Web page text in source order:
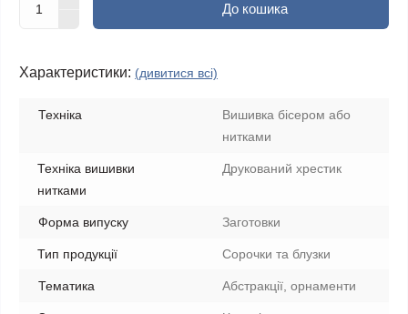
До кошика
Характеристики: (дивитися всі)
Техніка
Вишивка бісером або
нитками
Техніка вишивки
нитками
Друкований хрестик
Форма випуску Заготовки
Тип продукції Сорочки та блузки
Тематика Абстракції, орнаменти